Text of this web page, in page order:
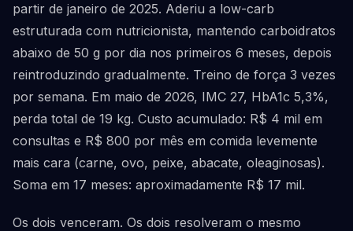
partir de janeiro de 2025. Aderiu a low-carb
estruturada com nutricionista, mantendo carboidratos
abaixo de 50 g por dia nos primeiros 6 meses, depois
reintroduzindo gradualmente. Treino de força 3 vezes
por semana. Em maio de 2026, IMC 27, HbA1c 5,3%,
perda total de 19 kg. Custo acumulado: R$ 4 mil em
consultas e R$ 800 por mês em comida levemente
mais cara (carne, ovo, peixe, abacate, oleaginosas).
Soma em 17 meses: aproximadamente R$ 17 mil.
Os dois venceram. Os dois resolveram o mesmo